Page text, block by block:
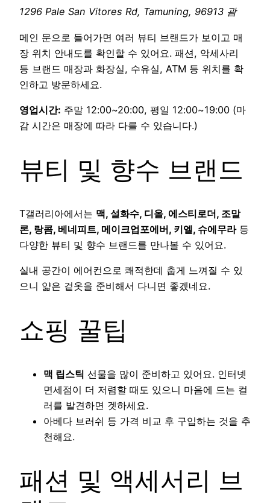
1296 Pale San Vitores Rd, Tamuning, 96913 괌
메인 문으로 들어가면 여러 뷰티 브랜드가 보이고 매
장 위치 안내도를 확인할 수 있어요. 패션, 악세사리
등 브랜드 매장과 화장실, 수유실, ATM 등 위치를 확
인하고 방문하세요.
영업시간: 주말 12:00~20:00, 평일 12:00~19:00 (마
감 시간은 매장에 따라 다를 수 있습니다.)
뷰티 및 향수 브랜드
T갤러리아에서는 맥, 설화수, 디올, 에스티로더, 조말
론, 랑콤, 베네피트, 메이크업포에버, 키엘, 슈에무라등
다양한 뷰티 및 향수 브랜드를 만나볼 수 있어요.
실내 공간이 에어컨으로 쾌적한데 춥게 느껴질 수 있
으니 얇은 겉옷을 준비해서 다니면 좋겠네요.
쇼핑 꿀팁
맥 립스틱 선물을 많이 준비하고 있어요. 인터넷
면세점이 더 저렴할 때도 있으니 마음에 드는 컬
러를 발견하면 겟하세요.
아베다 브러쉬 등 가격 비교 후 구입하는 것을 추
천해요.
패션 및 액세서리 브